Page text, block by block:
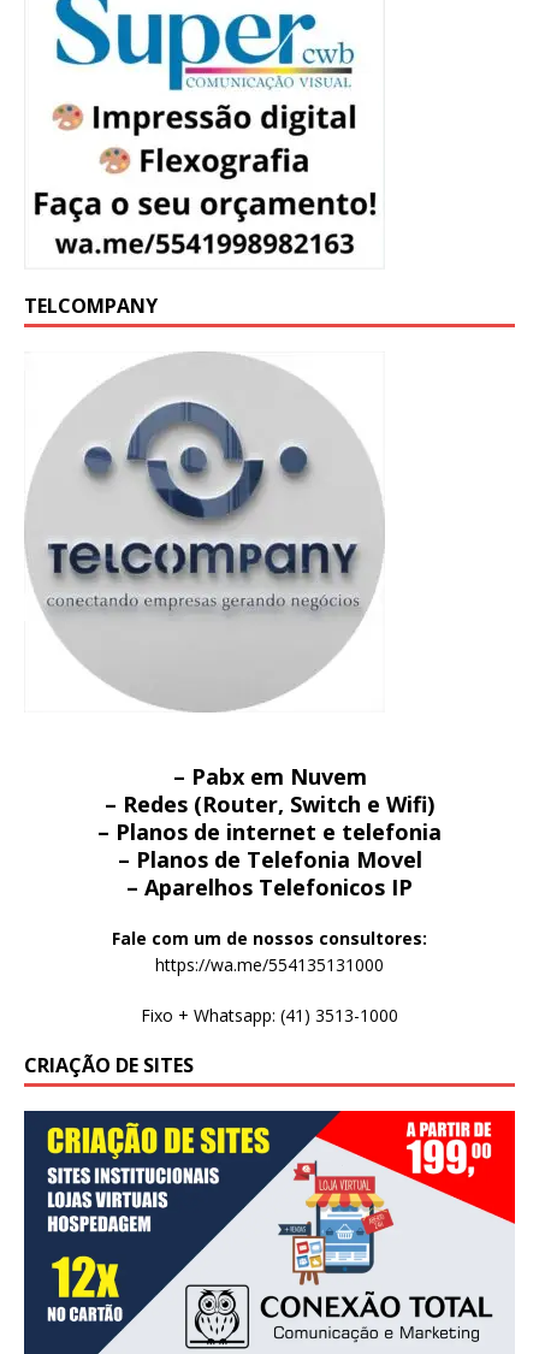
TELCOMPANY
– Pabx em Nuvem
– Redes (Router, Switch e Wifi)
– Planos de internet e telefonia
– Planos de Telefonia Movel
– Aparelhos Telefonicos IP
Fale com um de nossos consultores:
https://wa.me/554135131000
Fixo + Whatsapp: (41) 3513-1000
CRIAÇÃO DE SITES